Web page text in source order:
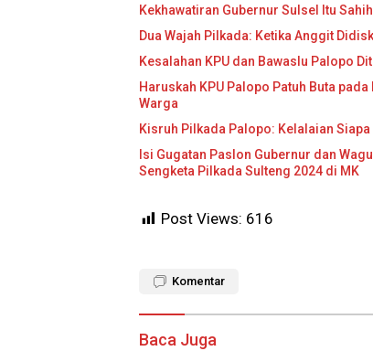
Kekhawatiran Gubernur Sulsel Itu
Dua Wajah Pilkada: Ketika Anggit
Kesalahan KPU dan Bawaslu Palopo
Haruskah KPU Palopo Patuh Buta
Warga
Kisruh Pilkada Palopo: Kelalaian
Isi Gugatan Paslon Gubernur dan
Sengketa Pilkada Sulteng 2024 di MK
Post Views: 616
Komentar
Baca Juga